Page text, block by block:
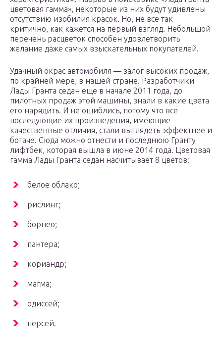
цветовая гамма», некоторые из них будут удивлены
отсутствию изобилия красок. Но, не все так
критично, как кажется на первый взгляд. Небольшой
перечень расцветок способен удовлетворить
желание даже самых взыскательных покупателей.
Удачный окрас автомобиля — залог высоких продаж,
по крайней мере, в нашей стране. Разработчики
Лады Гранта седан еще в начале 2011 года, до
пилотных продаж этой машины, знали в какие цвета
его нарядить. И не ошиблись, потому что все
последующие их произведения, имеющие
качественные отличия, стали выглядеть эффектнее и
богаче. Сюда можно отнести и последнюю Гранту
лифтбек, которая вышла в июне 2014 года. Цветовая
гамма Лады Гранта седан насчитывает 8 цветов:
белое облако;
рислинг;
борнео;
пантера;
кориандр;
магма;
одиссей;
персей.